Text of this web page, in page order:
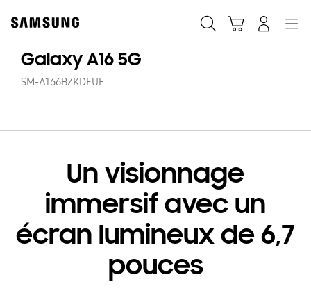
content
Galaxy A16 5G
SM-A166BZKDEUE
Un visionnage
immersif avec un
écran lumineux de 6,7
pouces